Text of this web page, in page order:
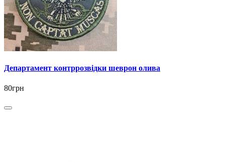
Департамент контррозвідки шеврон олива
80грн